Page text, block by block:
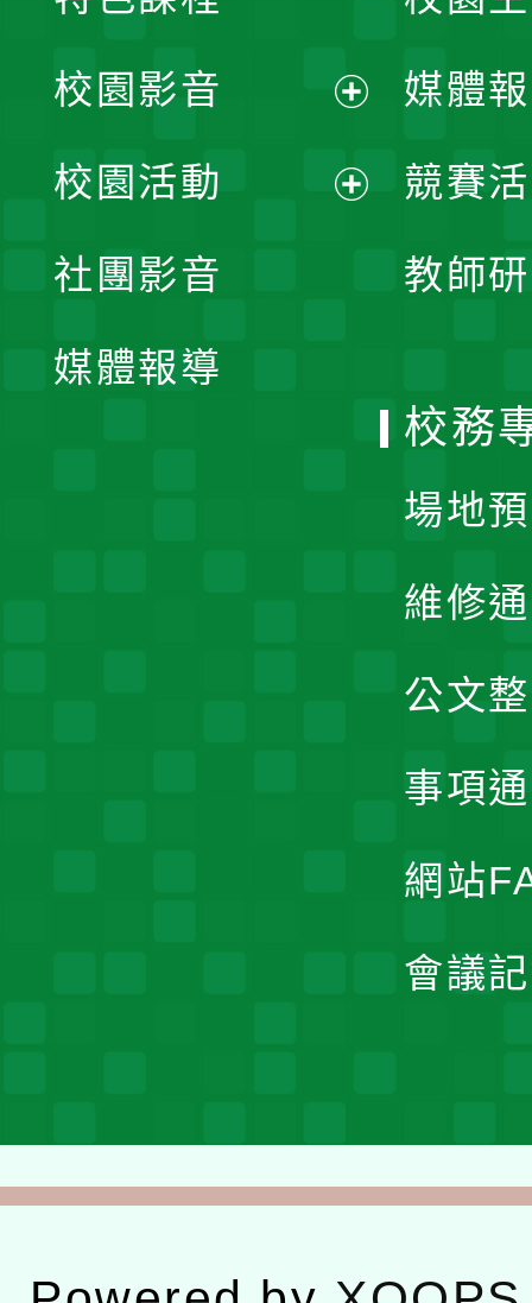
媒體
競賽
教師
校園影音
開
校園活動
社團影音
媒體報導
校務
場地
維修
公文
事項
網站
會議